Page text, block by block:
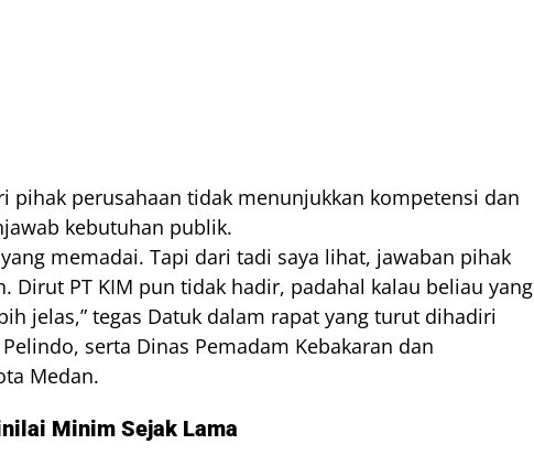
pihak perusahaan tidak menunjukkan kompetensi dan
kebutuhan publik.
memadai. Tapi dari tadi saya lihat, jawaban pihak
Dirut PT KIM pun tidak hadir, padahal kalau beliau yang
jelas,” tegas Datuk dalam rapat yang turut dihadiri
serta Dinas Pemadam Kebakaran dan
Medan.
Minim Sejak Lama